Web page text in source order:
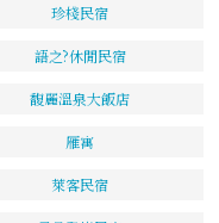
珍棧民宿
語之?休閒民宿
馥麗溫泉大飯店
雁寓
萊客民宿